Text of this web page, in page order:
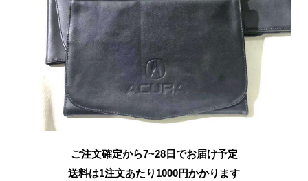
ご注文確定から7~28日でお届け予定
送料は1注文あたり 1000円かかります